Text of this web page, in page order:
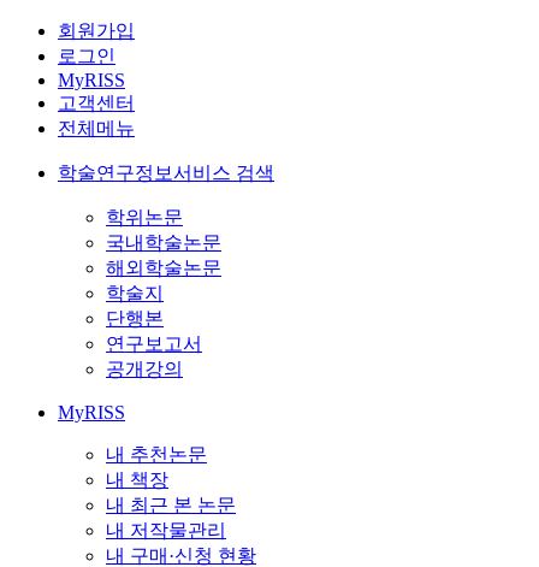
회원가입
로그인
MyRISS
고객센터
전체메뉴
학술연구정보서비스 검색
학위논문
국내학술논문
해외학술논문
학술지
단행본
연구보고서
공개강의
MyRISS
내 추천논문
내 책장
내 최근 본 논문
내 저작물관리
내 구매·신청 현황